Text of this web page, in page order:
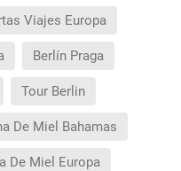
Viajes Europa
Berlín Praga
Tour Berlin
De Miel Bahamas
De Miel Europa